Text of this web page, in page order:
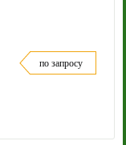
по запросу